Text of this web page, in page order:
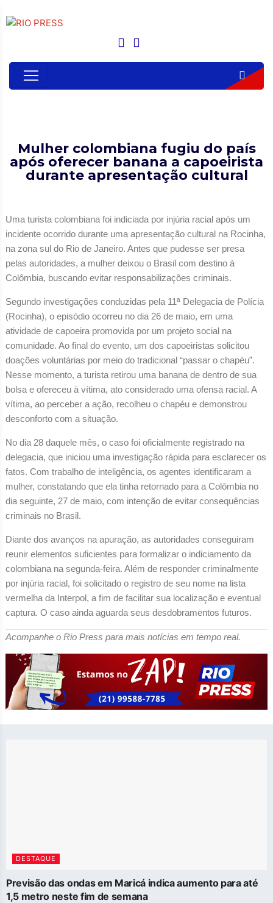
Mulher colombiana fugiu do país
após oferecer banana a capoeirista
durante apresentação cultural
Uma turista colombiana foi indiciada por injúria racial após um
incidente ocorrido durante uma apresentação cultural na Rocinha,
na zona sul do Rio de Janeiro. Antes que pudesse ser presa
pelas autoridades, a mulher deixou o Brasil com destino à
Colômbia, buscando evitar responsabilizações criminais.
Segundo investigações conduzidas pela 11ª Delegacia de Polícia
(Rocinha), o episódio ocorreu no dia 26 de maio, em uma
atividade de capoeira promovida por um projeto social na
comunidade. Ao final do evento, um dos capoeiristas solicitou
doações voluntárias por meio do tradicional “passar o chapéu”.
Nesse momento, a turista retirou uma banana de dentro de sua
bolsa e ofereceu à vítima, ato considerado uma ofensa racial. A
vítima, ao perceber a ação, recolheu o chapéu e demonstrou
desconforto com a situação.
No dia 28 daquele mês, o caso foi oficialmente registrado na
delegacia, que iniciou uma investigação rápida para esclarecer os
fatos. Com trabalho de inteligência, os agentes identificaram a
mulher, constatando que ela tinha retornado para a Colômbia no
dia seguinte, 27 de maio, com intenção de evitar consequências
criminais no Brasil.
Diante dos avanços na apuração, as autoridades conseguiram
reunir elementos suficientes para formalizar o indiciamento da
colombiana na segunda-feira. Além de responder criminalmente
por injúria racial, foi solicitado o registro de seu nome na lista
vermelha da Interpol, a fim de facilitar sua localização e eventual
captura. O caso ainda aguarda seus desdobramentos futuros.
Acompanhe o Rio Press para mais notícias em tempo real.
DESTAQUE
Previsão das ondas em Maricá indica aumento para até
1,5 metro neste fim de semana